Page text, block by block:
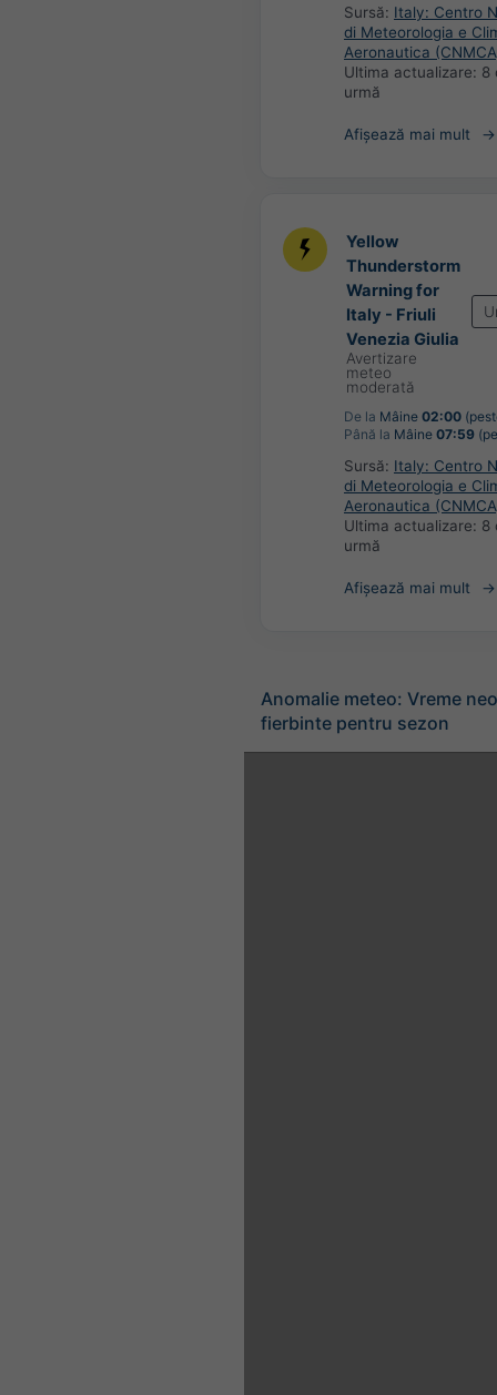
Sursă: Italy: Centro
di Meteorologia e
Aeronautica
Ultima actualizare: 8
urmă
Afișează mai mult
Yellow
Thunderstorm
Warning for
Italy - Friuli
Venezia Giulia
Avertizare
meteo
moderată
De la Mâine 02:00
Până la Mâine 07:59
Sursă: Italy: Centro
di Meteorologia e
Aeronautica
Ultima actualizare: 8
urmă
Afișează mai mult
Anomalie meteo: Vreme
fierbinte pentru sezon